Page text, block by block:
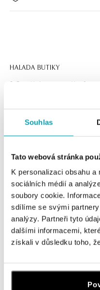
Souhlas
Tato webová stránka
K personalizaci obsahu
sociálních médií a
soubory cookie.
sdílíme se svými
analýzy. Partneři tyto
dalšími informacemi,
získali v důsledku toho,
HALADA BUTIKY
Všechny Česko
HALADA Pařížská,
dnes otevřeno do 18:00